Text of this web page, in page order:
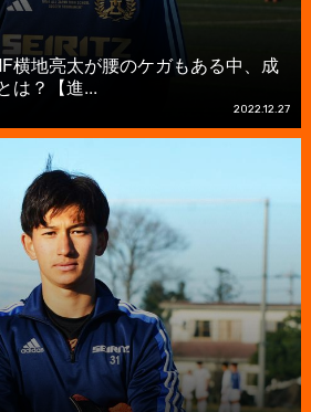
横地亮太が腰のケガもある中、成
は？【進...
2022.12.27